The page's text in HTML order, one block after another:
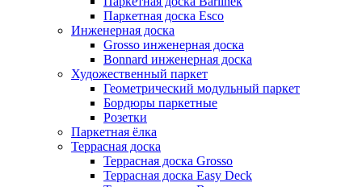
Паркетная доска Esco
Инженерная доска
Grosso инженерная доска
Bonnard инженерная доска
Художественный паркет
Геометрический модульный паркет
Бордюры паркетные
Розетки
Паркетная ёлка
Террасная доска
Террасная доска Grosso
Террасная доска Easy Deck